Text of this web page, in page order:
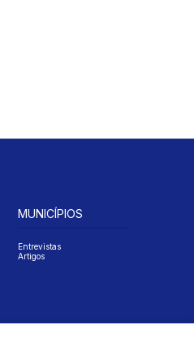
MUNICÍPIOS
Entrevistas
Artigos